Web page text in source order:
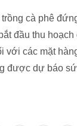
trồng cà phê
đầu thu
với các mặt
được dự báo